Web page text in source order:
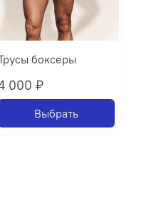
боксеры
000 ₽
Выбрать